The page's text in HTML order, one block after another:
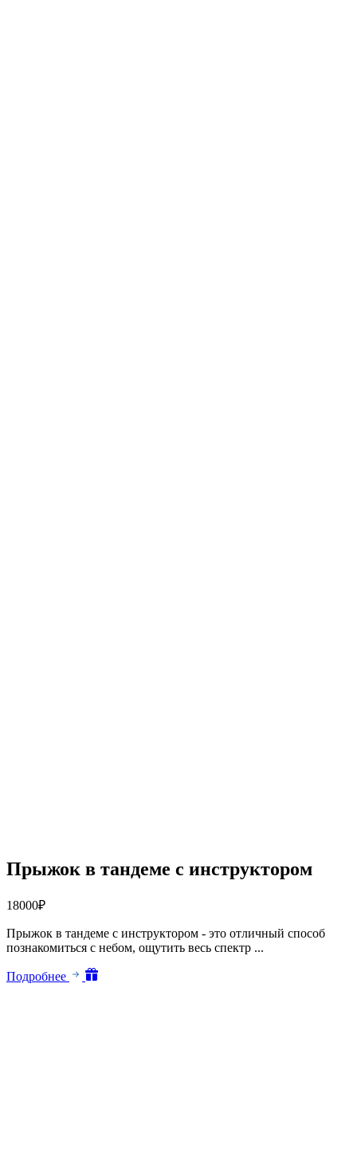
Прыжок в тандеме с инструктором
18000₽
Прыжок в тандеме с инструктором - это отличный способ
познакомиться с небом, ощутить весь спектр ...
Подробнее